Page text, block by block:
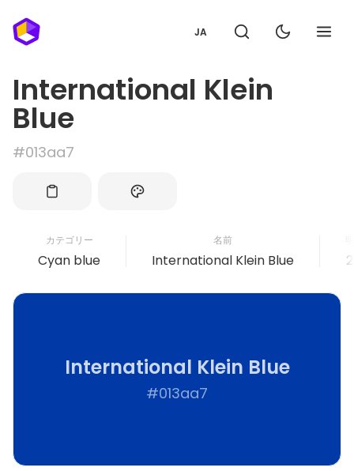
JA
International Klein
Blue
#013aa7
カテゴリー
Cyan blue
名前
International Klein Blue
International Klein Blue
#013aa7